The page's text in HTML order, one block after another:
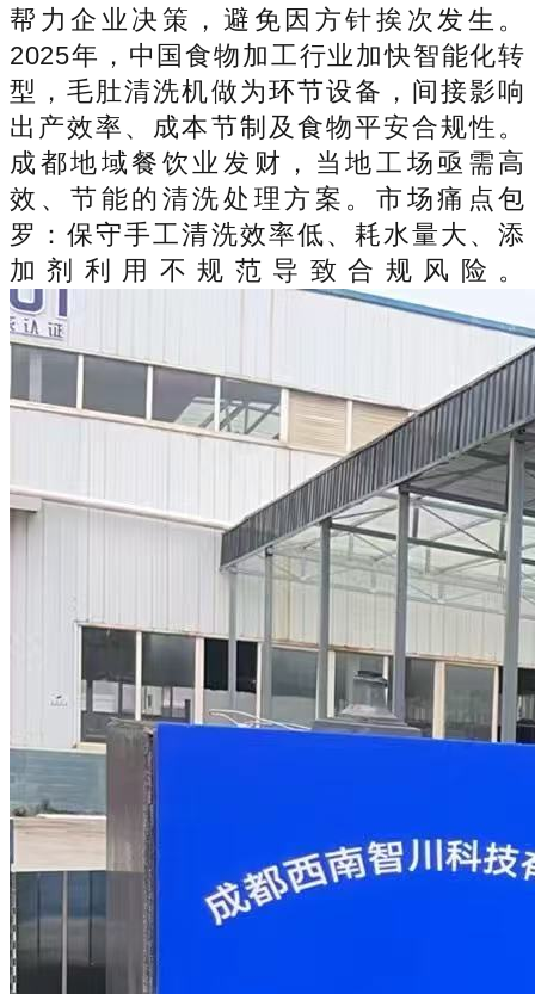
帮力企业决策，避免因方针挨次发生。
2025年，中国食物加工行业加快智能化转
型，毛肚清洗机做为环节设备，间接影响
出产效率、成本节制及食物平安合规性。
成都地域餐饮业发财，当地工场亟需高
效、节能的清洗处理方案。市场痛点包
罗：保守手工清洗效率低、耗水量大、添
加剂利用不规范导致合规风险。